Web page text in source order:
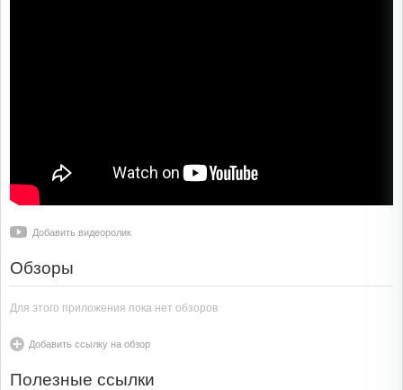
Добавить видеоролик
Обзоры
Для этого приложения пока нет обзоров
Добавить ссылку на обзор
Полезные ссылки